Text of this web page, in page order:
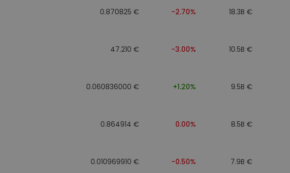
0.870825 € -2.70% 18.3B €
47.210 € -3.00% 10.5B €
0.060836000 € +1.20% 9.5B €
0.864914 € 0.00% 8.5B €
0.010969910 € -0.50% 7.9B €